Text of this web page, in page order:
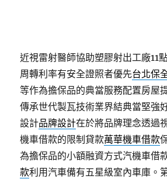
近視雷射醫師協助塑膠射出工廠11
周轉利率有安全證照者優先台北保
等作為擔保品的典當服務配置房屋
傳承世代製瓦技術業界結典當堅強
設計品牌設計在於將品牌理念透過
機車借款的限制貸款萬華機車借款
為擔保品的小額融資方式汽機車借
款利用汽車備有五星級室內車庫。